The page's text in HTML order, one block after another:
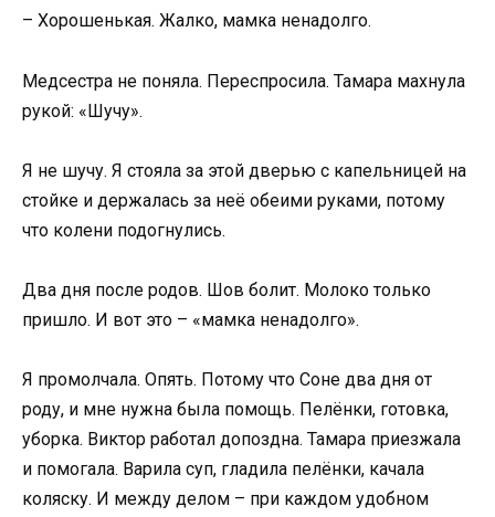
– Хорошенькая. Жалко, мамка ненадолго.
Медсестра не поняла. Переспросила. Тамара махнула
рукой: «Шучу».
Я не шучу. Я стояла за этой дверью с капельницей на
стойке и держалась за неё обеими руками, потому
что колени подогнулись.
Два дня после родов. Шов болит. Молоко только
пришло. И вот это – «мамка ненадолго».
Я промолчала. Опять. Потому что Соне два дня от
роду, и мне нужна была помощь. Пелёнки, готовка,
уборка. Виктор работал допоздна. Тамара приезжала
и помогала. Варила суп, гладила пелёнки, качала
коляску. И между делом – при каждом удобном